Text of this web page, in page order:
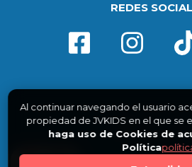
REDES
Al continuar navegando el usuario
propiedad de JVKIDS en el que se
haga uso de Cookies de
Política